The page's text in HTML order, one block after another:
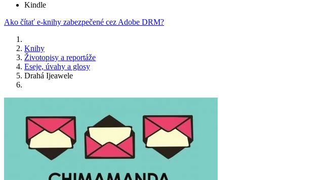
Kindle
Ako čítať e-knihy zabezpečené cez Adobe DRM?
Knihy
Životopisy a reportáže
Eseje, úvahy a glosy
Drahá Ijeawele